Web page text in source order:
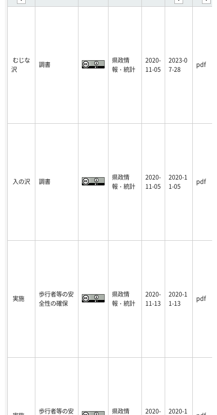
むじな
沢
調書
県政情
報・統計
2020-
11-05
2023-0
7-28
pdf
入の沢 調書
県政情
報・統計
2020-
11-05
2020-1
1-05
pdf
実施
歩行者等の安
全性の確保
県政情
報・統計
2020-
11-13
2020-1
1-13
pdf
歩行者等の安
県政情
2020-
2020-1